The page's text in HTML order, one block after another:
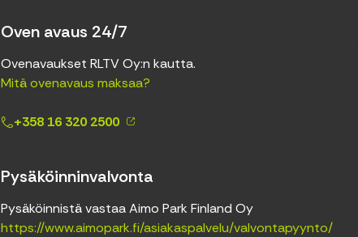
Oven avaus 24/7
Ovenavaukset RLTV Oy:n kautta.
Mitä ovenavaus maksaa?
+358 16 320 2500
Pysäköinninvalvonta
Pysäköinnistä vastaa Aimo Park Finland Oy
https://www.aimopark.fi/asiakaspalvelu/valvontapyynto/